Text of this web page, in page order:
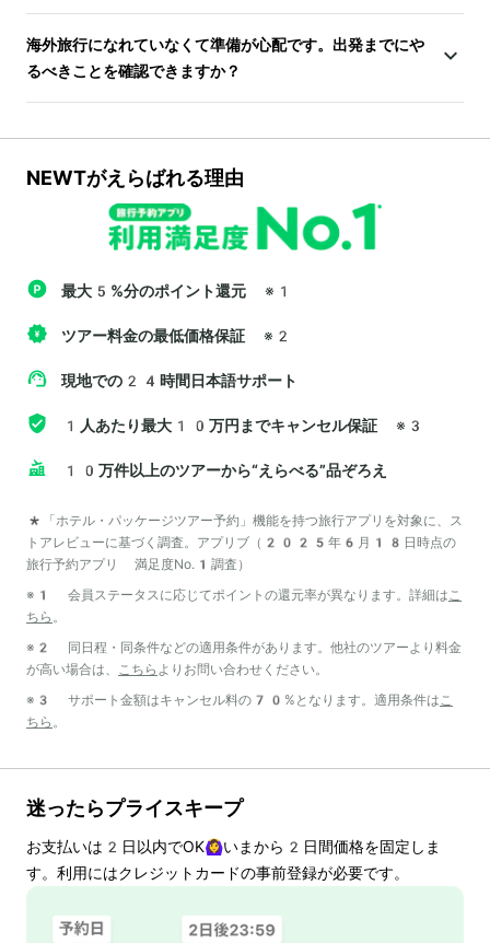
海外旅行になれていなくて準備が心配です。出発までにや
るべきことを確認できますか？
NEWTがえらばれる理由
最大5%分のポイント還元 ※1
ツアー料金の最低価格保証 ※2
現地での24時間日本語サポート
1人あたり最大10万円までキャンセル保証 ※3
10万件以上のツアーから“えらべる”品ぞろえ
*「ホテル・パッケージツアー予約」機能を持つ旅行アプリを対象に、ス
トアレビューに基づく調査。アプリブ（2025年6月18日時点の
旅行予約アプリ 満足度No.1調査）
※1 会員ステータスに応じてポイントの還元率が異なります。詳細はこ
ちら 。
※2 同日程・同条件などの適用条件があります。他社のツアーより料金
が高い場合は、 こちら よりお問い合わせください。
※3 サポート金額はキャンセル料の70%となります。適用条件はこ
ちら 。
迷ったらプライスキープ
お支払いは 2 日以内でOK🙆‍♀️いまから 2 日間価格を固定しま
す。利用にはクレジットカードの事前登録が必要です。